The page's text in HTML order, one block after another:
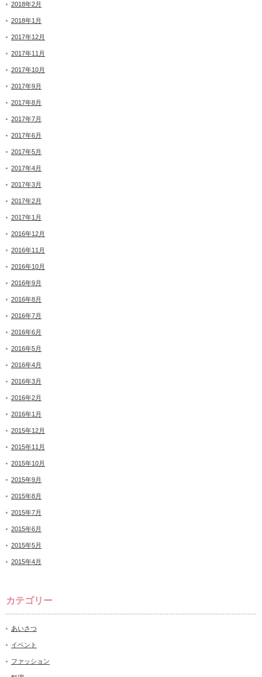
2018年2月
2018年1月
2017年12月
2017年11月
2017年10月
2017年9月
2017年8月
2017年7月
2017年6月
2017年5月
2017年4月
2017年3月
2017年2月
2017年1月
2016年12月
2016年11月
2016年10月
2016年9月
2016年8月
2016年7月
2016年6月
2016年5月
2016年4月
2016年3月
2016年2月
2016年1月
2015年12月
2015年11月
2015年10月
2015年9月
2015年8月
2015年7月
2015年6月
2015年5月
2015年4月
カテゴリー
あいさつ
イベント
ファッション